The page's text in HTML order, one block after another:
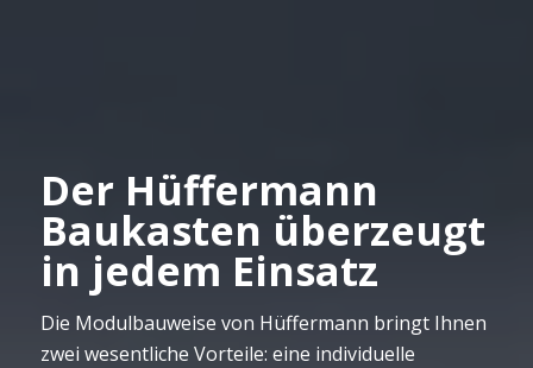
Der Hüffermann
Baukasten überzeugt
in jedem Einsatz
Die Modulbauweise von Hüffermann bringt Ihnen
zwei wesentliche Vorteile: eine individuelle